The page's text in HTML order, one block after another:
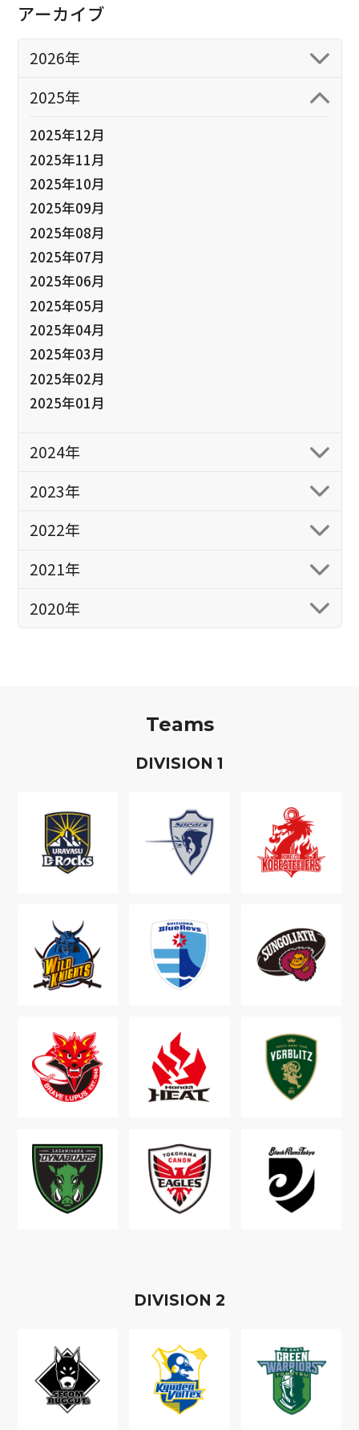
アーカイブ
2026年
2025年
2025年12月
2025年11月
2025年10月
2025年09月
2025年08月
2025年07月
2025年06月
2025年05月
2025年04月
2025年03月
2025年02月
2025年01月
2024年
2023年
2022年
2021年
2020年
Teams
DIVISION 1
DIVISION 2